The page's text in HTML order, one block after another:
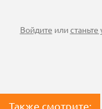
Войдите или
Также смотрите: